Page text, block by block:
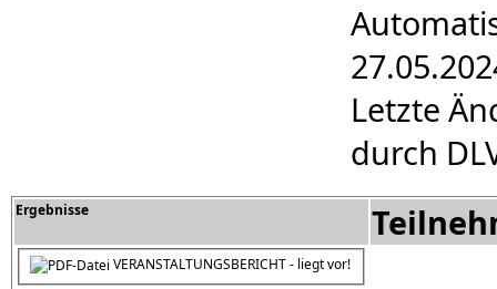
Letzte
durch
Ergebnisse
VERANSTALTUNGSBERICHT - liegt vor!